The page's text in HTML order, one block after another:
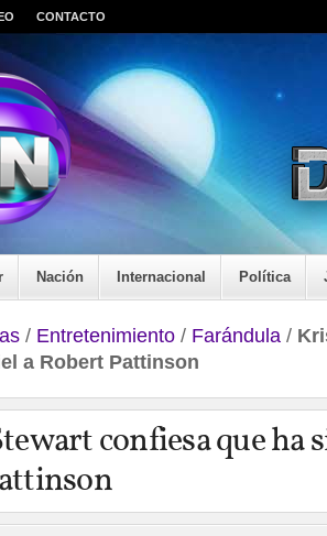
CONTACTO
Nación Internacional Política
/ Entretenimiento / Farándula /
a Robert Pattinson
confiesa que ha